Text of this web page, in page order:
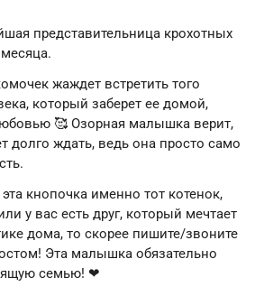
представительница крохотных
жаждет встретить того
который заберет ее домой,
🥰 Озорная малышка верит,
долго ждать, ведь она просто само
кнопочка именно тот котенок,
у вас есть друг, который мечтает
дома, то скорее пишите/звоните
Эта малышка обязательно
семью! ❤